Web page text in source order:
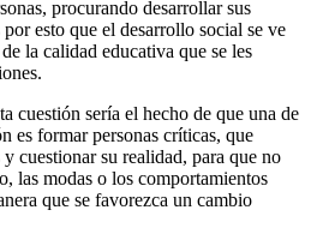
procurando desarrollar sus
esto que el desarrollo social se ve
la calidad educativa que se les
cuestión sería el hecho de que una de
es formar personas críticas, que
cuestionar su realidad, para que no
las modas o los comportamientos
que se favorezca un cambio